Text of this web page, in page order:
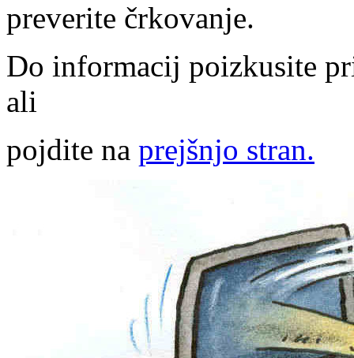
preverite črkovanje.
Do informacij poizkusite
ali
pojdite na prejšnjo stran.